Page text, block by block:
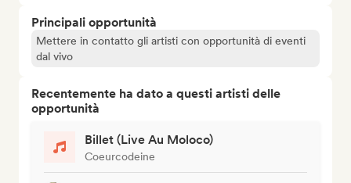
Principali opportunità
Mettere in contatto gli artisti con opportunità di eventi
dal vivo
Recentemente ha dato a questi artisti delle
opportunità
Billet (Live Au Moloco)
Coeurcodeine